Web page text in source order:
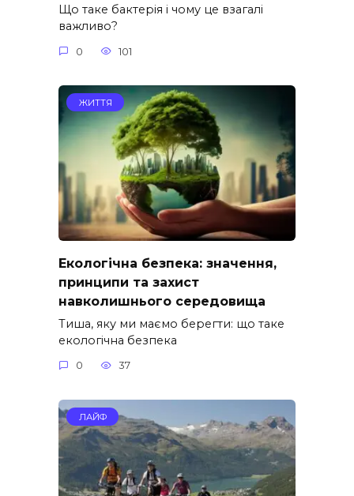
Що таке бактерія і чому це взагалі
важливо?
0 101
ЖИТТЯ
Екологічна безпека: значення,
принципи та захист
навколишнього середовища
Тиша, яку ми маємо берегти: що таке
екологічна безпека
0 37
ЛАЙФ